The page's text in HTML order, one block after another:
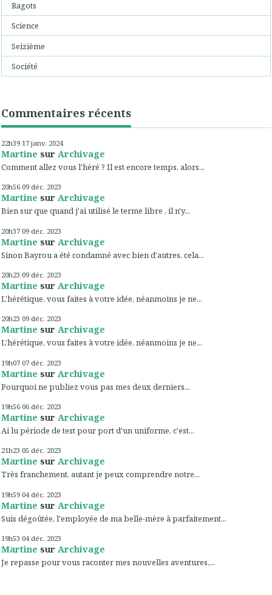
Ragots
Science
Seizième
Société
Commentaires récents
22h39 17 janv. 2024
Martine sur Archivage
Comment allez vous l'héré ? Il est encore temps, alors...
20h56 09 déc. 2023
Martine sur Archivage
Bien sur que quand j'ai utilisé le terme libre , il n'y...
20h37 09 déc. 2023
Martine sur Archivage
Sinon Bayrou a été condamné avec bien d'autres, cela...
20h23 09 déc. 2023
Martine sur Archivage
L'hérétique, vous faites à votre idée, néanmoins je ne...
20h23 09 déc. 2023
Martine sur Archivage
L'hérétique, vous faites à votre idée, néanmoins je ne...
19h07 07 déc. 2023
Martine sur Archivage
Pourquoi ne publiez vous pas mes deux derniers...
19h56 06 déc. 2023
Martine sur Archivage
Ai lu période de test pour port d'un uniforme, c'est...
21h23 05 déc. 2023
Martine sur Archivage
Très franchement, autant je peux comprendre notre...
19h59 04 déc. 2023
Martine sur Archivage
Suis dégoûtée, l'employée de ma belle-mère à parfaitement...
19h53 04 déc. 2023
Martine sur Archivage
Je repasse pour vous raconter mes nouvelles aventures,...